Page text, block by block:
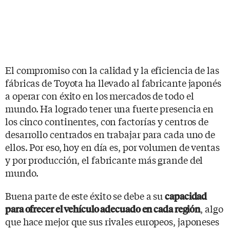
El compromiso con la calidad y la eficiencia de las
fábricas de Toyota ha llevado al fabricante japonés
a operar con éxito en los mercados de todo el
mundo. Ha logrado tener una fuerte presencia en
los cinco continentes, con factorías y centros de
desarrollo centrados en trabajar para cada uno de
ellos. Por eso, hoy en día es, por volumen de ventas
y por producción, el fabricante más grande del
mundo.
Buena parte de este éxito se debe a sucapacidad
para ofrecer el vehículo adecuado en cada región, algo
que hace mejor que sus rivales europeos, japoneses